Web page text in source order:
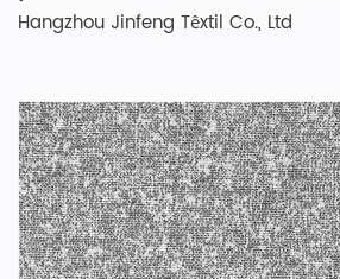
Hangzhou Jinfeng Têxtil Co., Ltd